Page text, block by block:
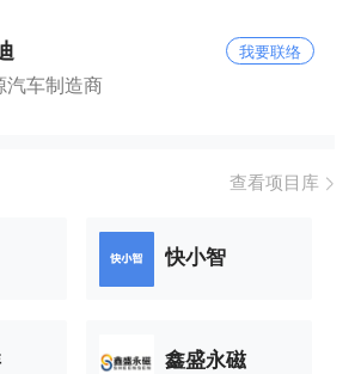
我要联络
汽车制造商
查看项目库
快小智
鑫盛永磁